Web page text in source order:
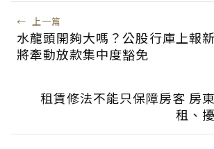
← 上一篇
水龍頭開夠大嗎？公股行庫上報
將牽動放款集中度豁免
租賃修法不能只保障房客 房
租、